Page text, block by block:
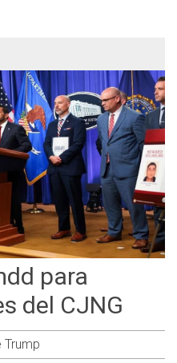
para
del CJNG
Trump